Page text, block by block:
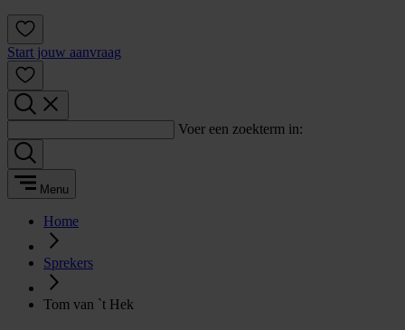
Start jouw aanvraag
Voer een zoekterm in:
Menu
Home
Sprekers
Tom van `t Hek